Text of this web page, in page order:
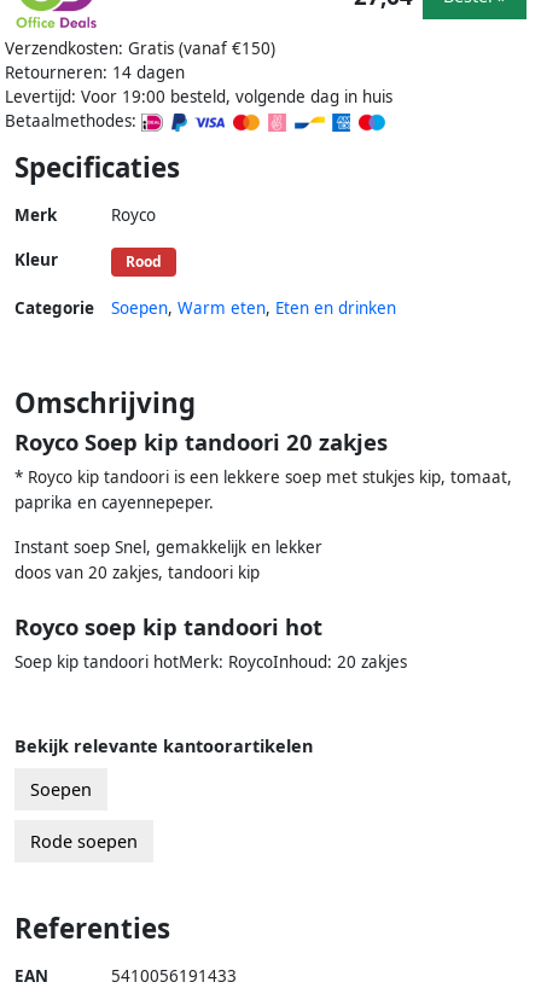
Verzendkosten: Gratis (vanaf €150)
Retourneren: 14 dagen
Levertijd: Voor 19:00 besteld, volgende dag in huis
Betaalmethodes:
Specificaties
Merk Royco
Kleur Rood
Categorie Soepen, Warm eten, Eten en drinken
Omschrijving
Royco Soep kip tandoori 20 zakjes
* Royco kip tandoori is een lekkere soep met stukjes kip, tomaat,
paprika en cayennepeper.
Instant soep Snel, gemakkelijk en lekker
doos van 20 zakjes, tandoori kip
Royco soep kip tandoori hot
Soep kip tandoori hotMerk: RoycoInhoud: 20 zakjes
Bekijk relevante kantoorartikelen
Soepen
Rode soepen
Referenties
EAN 5410056191433